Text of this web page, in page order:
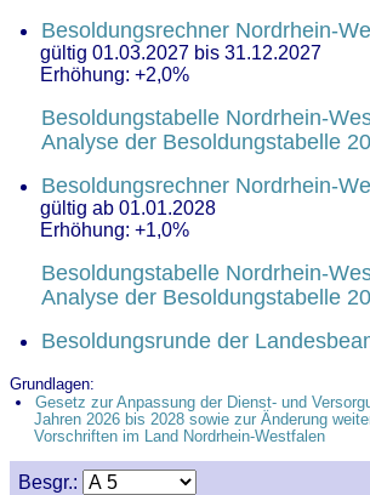
Besgr.:
Besoldungsrechner Nordrhein-
gültig 01.03.2027 bis 31.12.2027
Erhöhung: +2,0%
Besoldungstabelle Nordrhein-
Analyse der Besoldungstabelle
Besoldungsrechner Nordrhein-
gültig ab 01.01.2028
Erhöhung: +1,0%
Besoldungstabelle Nordrhein-
Analyse der Besoldungstabelle
Besoldungsrunde der
Grundlagen:
Gesetz zur Anpassung der Dienst- und
Jahren 2026 bis 2028 sowie zur Änderung
Vorschriften im Land Nordrhein-Westfalen